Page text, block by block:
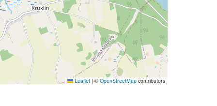
Leaflet | © OpenStreetMap contributors